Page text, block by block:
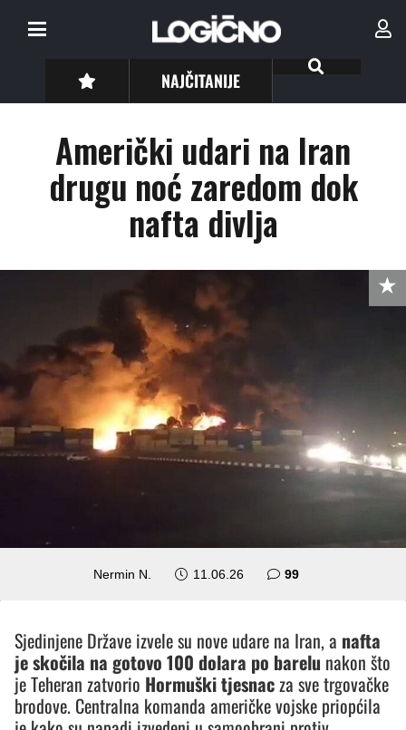
NAJČITANIJE
Američki udari na Iran
drugu noć zaredom dok
nafta divlja
Nermin N. 11.06.26 99komentara
Sjedinjene Države izvele su nove udare na Iran, a nafta
je skočila na gotovo 100 dolara po barelu nakon što
je Teheran zatvorio Hormuški tjesnacza sve trgovačke
brodove. Centralna komanda američke vojske priopćila